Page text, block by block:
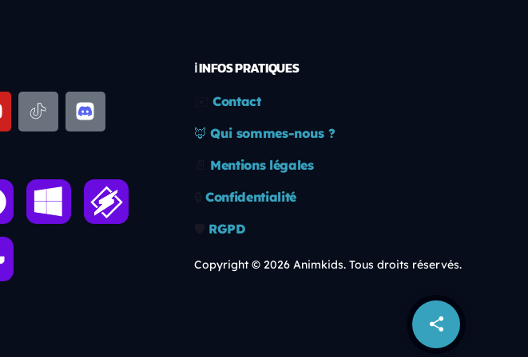
share
email
ℹ️ INFOS PRATIQUES
Contact
🦊 Qui sommes-nous ?
Mentions légales
Confidentialité
RGPD
Copyright © 2026 Animkids. Tous droits réservés.